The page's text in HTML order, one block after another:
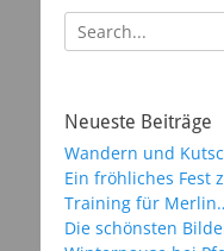
Suchen
nach:
Neueste Beiträge
Wandern und
Ein fröhliches Fest
Training für
Die schönsten